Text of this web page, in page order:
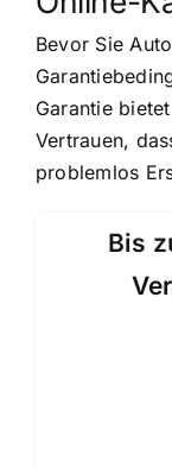
Bevor Sie
Garantie
Vertrauen,
problemlos
Bis